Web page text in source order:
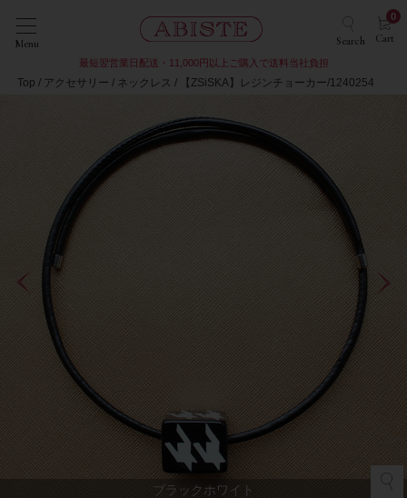
Menu Search Cart
0
最短翌営業日配送・11,000円以上ご購入で送料当社負担
Top アクセサリー ネックレス 【ZSiSKA】レジンチョーカー/1240254
ブラックホワイト